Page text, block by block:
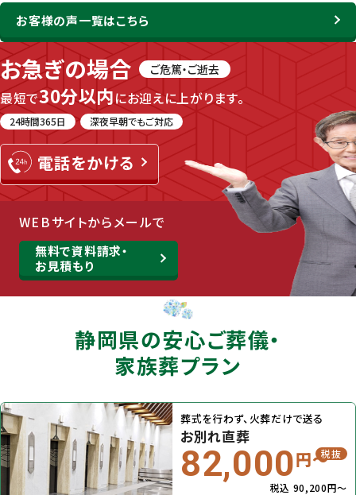
お客様の声一覧はこちら
お急ぎの場合 ご危篤・ご逝去
最短で30分以内にお迎えに上がります。
24時間365日 深夜早朝でもご対応
WEBサイトからメールで
無料で資料請求・
お見積もり
静岡県の安⼼ご葬儀・
家族葬プラン
葬式を行わず、火葬だけで送る
お別れ直葬
82,000円〜税抜
税込 90,200円〜